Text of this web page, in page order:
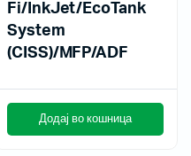
Fi/InkJet/EcoTank
System
(CISS)/MFP/ADF
Додај во кошница